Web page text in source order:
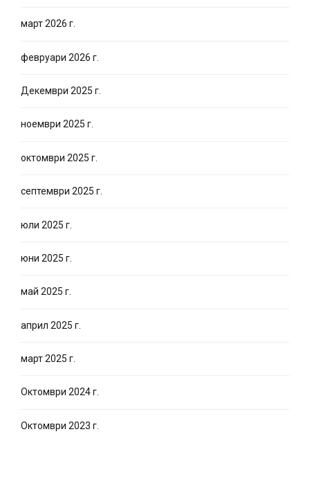
март 2026 г.
февруари 2026 г.
Декември 2025 г.
ноември 2025 г.
октомври 2025 г.
септември 2025 г.
юли 2025 г.
юни 2025 г.
май 2025 г.
април 2025 г.
март 2025 г.
Октомври 2024 г.
Октомври 2023 г.